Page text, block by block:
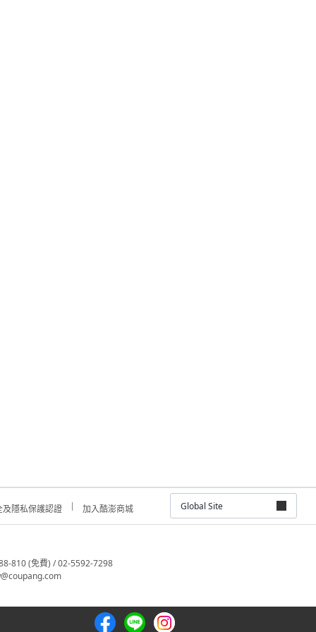
及隱私保護認證 加入酷澎商城 Global Site
810 (免費) / 02-5592-7298